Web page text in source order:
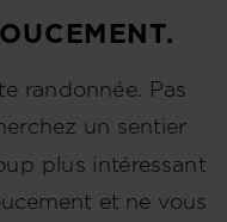
randonnée. Pas
un sentier
plus intéressant
et ne vous